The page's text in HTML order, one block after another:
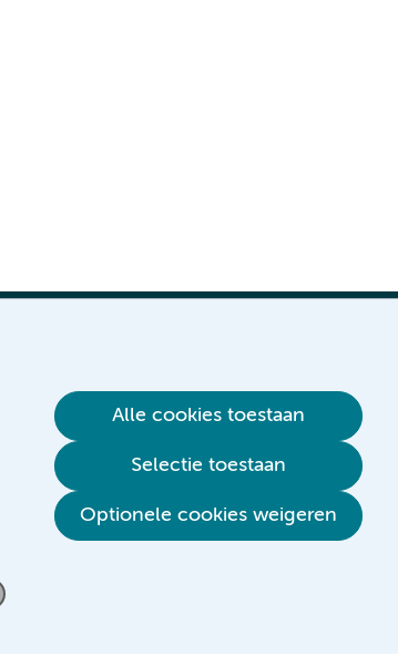
Alle cookies toestaan
Selectie toestaan
Optionele cookies weigeren
Verwijzen & diagnostiek